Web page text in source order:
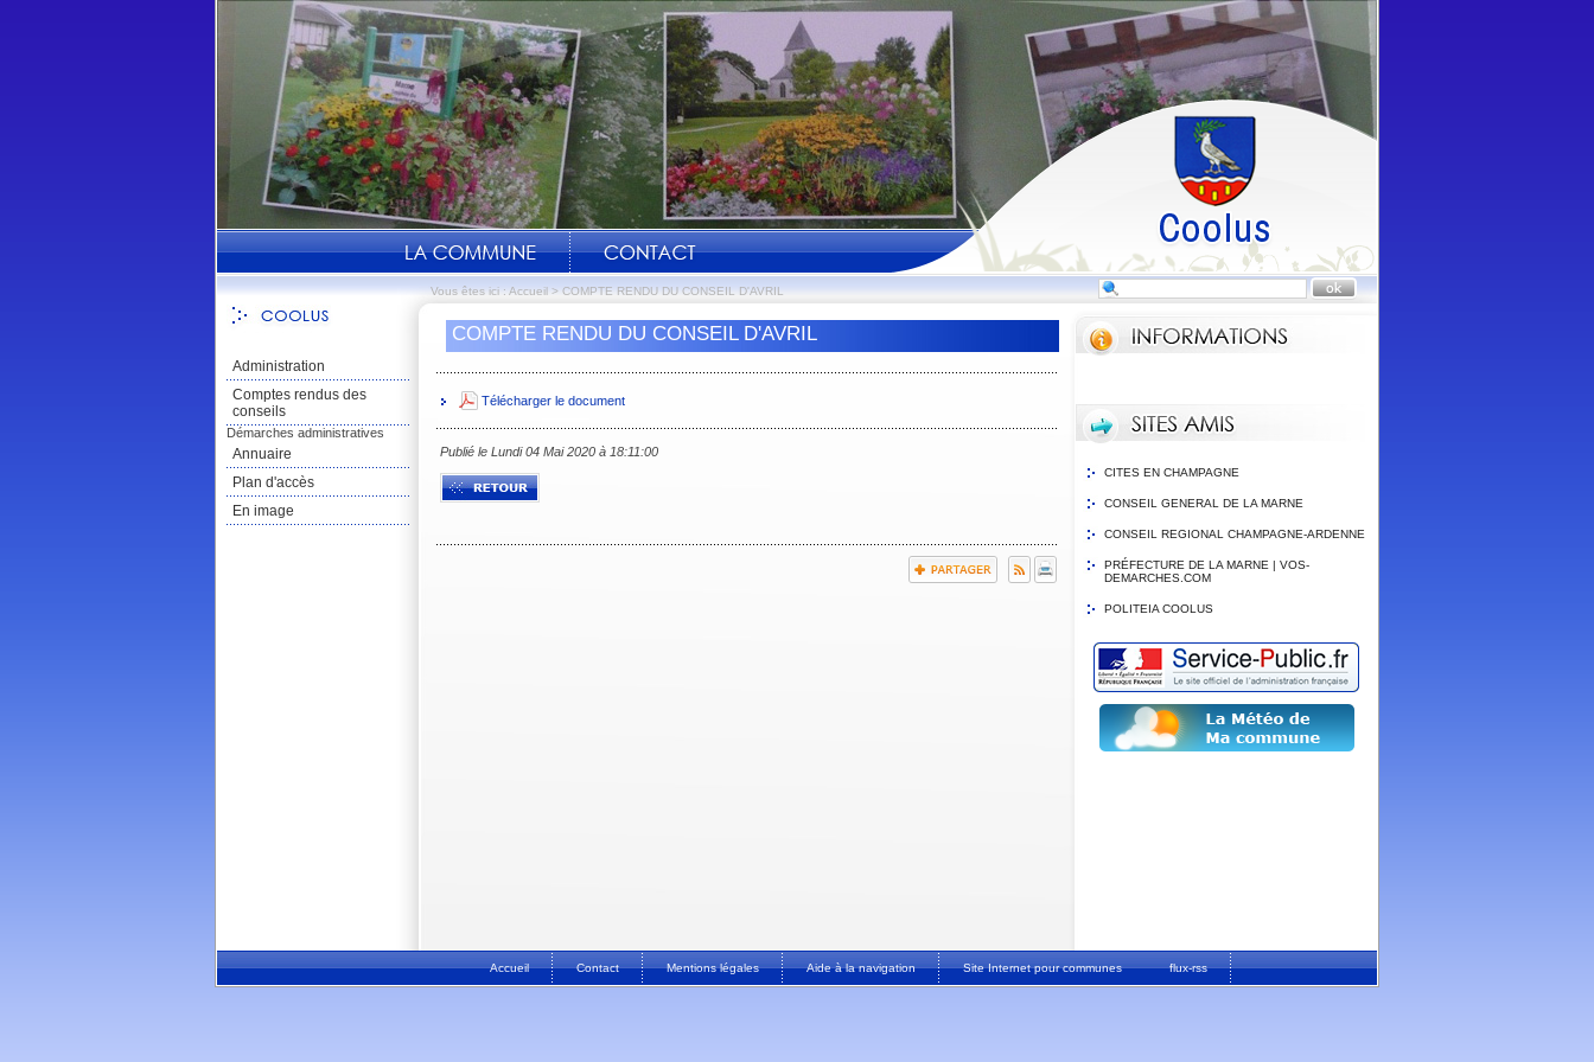
Vous êtes ici : Accueil > COMPTE RENDU DU CONSEIL D'AVRIL
Administration
Comptes rendus des
conseils
Démarches administratives
Annuaire
Plan d'accès
En image
COMPTE RENDU DU CONSEIL D'AVRIL
Télécharger le document
Publié le Lundi 04 Mai 2020 à 18:11:00
CITES EN CHAMPAGNE
CONSEIL GENERAL DE LA MARNE
CONSEIL REGIONAL CHAMPAGNE-ARDENNE
PRÉFECTURE DE LA MARNE | VOS-
DEMARCHES.COM
POLITEIA COOLUS
Accueil Contact Mentions légales Aide à la navigation Site Internet pour communes flux-rss